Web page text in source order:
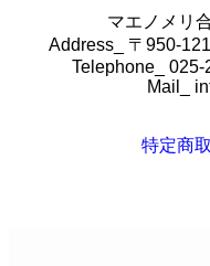
マエノメリ
Address_ 〒950-
Telephone_
Mail_
特定商